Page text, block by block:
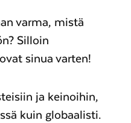
varma, mistä
Silloin
sinua varten!
ja keinoihin,
kuin globaalisti.